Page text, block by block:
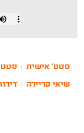
סטט' אישית סטט'
שיאי קריירה